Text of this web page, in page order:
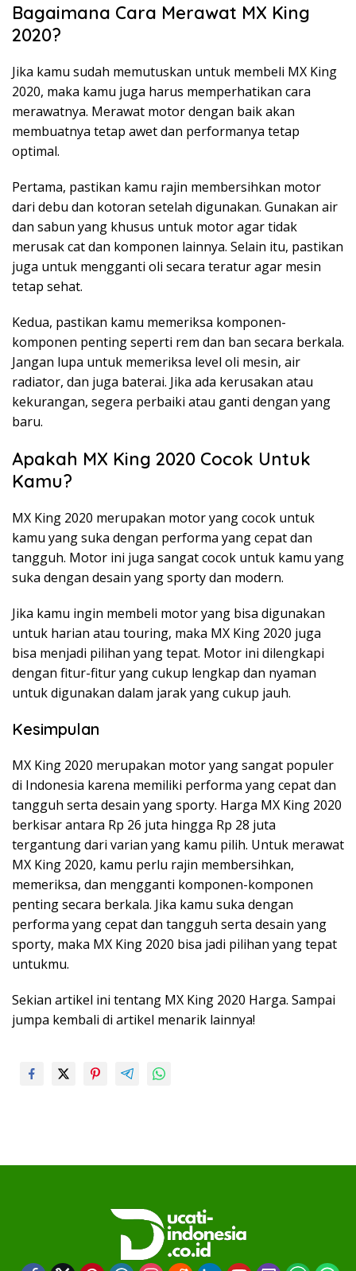
Bagaimana Cara Merawat MX King
2020?
Jika kamu sudah memutuskan untuk membeli MX King
2020, maka kamu juga harus memperhatikan cara
merawatnya. Merawat motor dengan baik akan
membuatnya tetap awet dan performanya tetap
optimal.
Pertama, pastikan kamu rajin membersihkan motor
dari debu dan kotoran setelah digunakan. Gunakan air
dan sabun yang khusus untuk motor agar tidak
merusak cat dan komponen lainnya. Selain itu, pastikan
juga untuk mengganti oli secara teratur agar mesin
tetap sehat.
Kedua, pastikan kamu memeriksa komponen-
komponen penting seperti rem dan ban secara berkala.
Jangan lupa untuk memeriksa level oli mesin, air
radiator, dan juga baterai. Jika ada kerusakan atau
kekurangan, segera perbaiki atau ganti dengan yang
baru.
Apakah MX King 2020 Cocok Untuk
Kamu?
MX King 2020 merupakan motor yang cocok untuk
kamu yang suka dengan performa yang cepat dan
tangguh. Motor ini juga sangat cocok untuk kamu yang
suka dengan desain yang sporty dan modern.
Jika kamu ingin membeli motor yang bisa digunakan
untuk harian atau touring, maka MX King 2020 juga
bisa menjadi pilihan yang tepat. Motor ini dilengkapi
dengan fitur-fitur yang cukup lengkap dan nyaman
untuk digunakan dalam jarak yang cukup jauh.
Kesimpulan
MX King 2020 merupakan motor yang sangat populer
di Indonesia karena memiliki performa yang cepat dan
tangguh serta desain yang sporty. Harga MX King 2020
berkisar antara Rp 26 juta hingga Rp 28 juta
tergantung dari varian yang kamu pilih. Untuk merawat
MX King 2020, kamu perlu rajin membersihkan,
memeriksa, dan mengganti komponen-komponen
penting secara berkala. Jika kamu suka dengan
performa yang cepat dan tangguh serta desain yang
sporty, maka MX King 2020 bisa jadi pilihan yang tepat
untukmu.
Sekian artikel ini tentang MX King 2020 Harga. Sampai
jumpa kembali di artikel menarik lainnya!